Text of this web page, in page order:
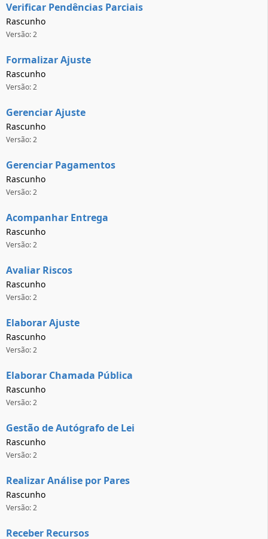
Verificar Pendências Parciais
Rascunho
Versão: 2
Formalizar Ajuste
Rascunho
Versão: 2
Gerenciar Ajuste
Rascunho
Versão: 2
Gerenciar Pagamentos
Rascunho
Versão: 2
Acompanhar Entrega
Rascunho
Versão: 2
Avaliar Riscos
Rascunho
Versão: 2
Elaborar Ajuste
Rascunho
Versão: 2
Elaborar Chamada Pública
Rascunho
Versão: 2
Gestão de Autógrafo de Lei
Rascunho
Versão: 2
Realizar Análise por Pares
Rascunho
Versão: 2
Receber Recursos